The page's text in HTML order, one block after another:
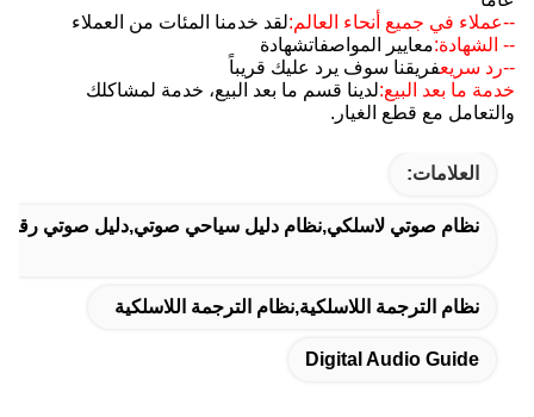
--عملاء في جميع أنحاء العالم:لقد خدمنا المئات من العملاء
-- الشهادة:معايير المواصفاتشهادة
--رد سريعفريقنا سوف يرد عليك قريباً
خدمة ما بعد البيع:لدينا قسم ما بعد البيع، خدمة لمشاكلك
والتعامل مع قطع الغيار.
العلامات:
نظام صوتي لاسلكي,نظام دليل سياحي صوتي,دليل صوتي
نظام الترجمة اللاسلكية,نظام الترجمة اللاسلكية
Digital Audio Guide